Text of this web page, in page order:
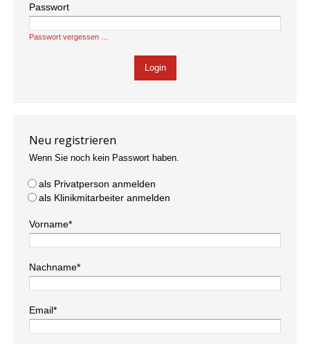
Passwort
Passwort vergessen …
Neu registrieren
Wenn Sie noch kein Passwort haben.
als Privatperson anmelden
als Klinikmitarbeiter anmelden
Vorname*
Nachname*
Email*